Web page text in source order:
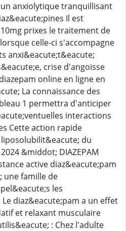
anxiolytique tranquillisant
Il est
prixes le traitement de
celle-ci s'accompagne
anxi&eacute;t&eacute;
crise d'angoisse
online en ligne en
La connaissance des
1 permettra d'anticiper
interactions
Cette action rapide
du
&middot; DIAZEPAM
active diaz&eacute;pam
une famille de
les
diaz&eacute;pam a un effet
et relaxant musculaire
: Chez l'adulte